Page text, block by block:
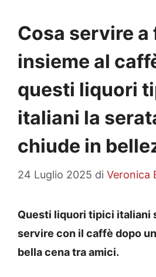
Cosa servire
insieme al
questi liquori
italiani la
chiude in
24 Luglio 2025 di Veronica
Questi liquori tipici italiani
servire con il caffè dopo
bella cena tra amici.